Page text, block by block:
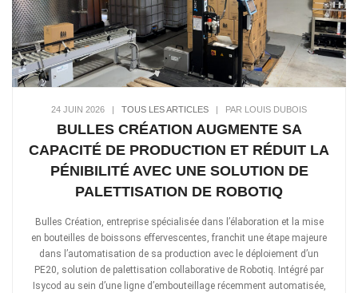
24 JUIN 2026 TOUS LES ARTICLES PAR LOUIS DUBOIS
BULLES CRÉATION AUGMENTE SA
CAPACITÉ DE PRODUCTION ET RÉDUIT LA
PÉNIBILITÉ AVEC UNE SOLUTION DE
PALETTISATION DE ROBOTIQ
Bulles Création, entreprise spécialisée dans l’élaboration et la mise
en bouteilles de boissons effervescentes, franchit une étape majeure
dans l’automatisation de sa production avec le déploiement d’un
PE20, solution de palettisation collaborative de Robotiq. Intégré par
Isycod au sein d’une ligne d’embouteillage récemment automatisée,